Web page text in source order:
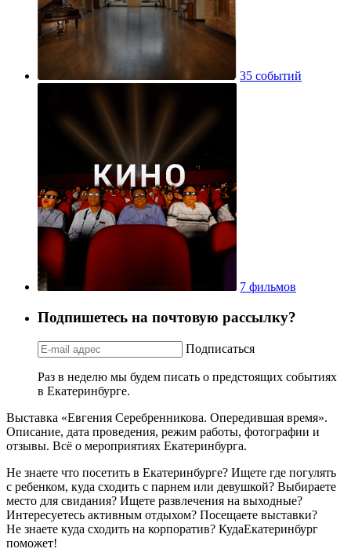
35 событий
7 фильмов
Подпишетесь на почтовую рассылку?
Подписаться
Раз в неделю мы будем писать о предстоящих событиях
в Екатеринбурге.
Выставка «Евгения Серебренникова. Опередившая время».
Описание, дата проведения, режим работы, фотографии и
отзывы. Всё о мероприятиях Екатеринбурга.
Не знаете что посетить в Екатеринбурге? Ищете где погулять
с ребенком, куда сходить с парнем или девушкой? Выбираете
место для свидания? Ищете развлечения на выходные?
Интересуетесь активным отдыхом? Посещаете выставки?
Не знаете куда сходить на корпоратив? КудаЕкатеринбург
поможет!